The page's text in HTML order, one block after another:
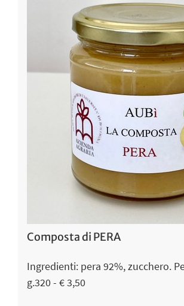
Composta di PERA
Ingredienti: pera 92%, zucchero.
g.320 - € 3,50